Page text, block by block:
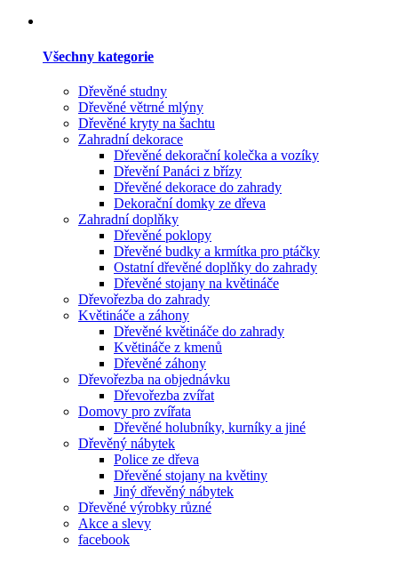
Všechny kategorie
Dřevěné studny
Dřevěné větrné mlýny
Dřevěné kryty na šachtu
Zahradní dekorace
Dřevěné dekorační kolečka a vozíky
Dřevění Panáci z břízy
Dřevěné dekorace do zahrady
Dekorační domky ze dřeva
Zahradní doplňky
Dřevěné poklopy
Dřevěné budky a krmítka pro ptáčky
Ostatní dřevěné doplňky do zahrady
Dřevěné stojany na květináče
Dřevořezba do zahrady
Květináče a záhony
Dřevěné květináče do zahrady
Květináče z kmenů
Dřevěné záhony
Dřevořezba na objednávku
Dřevořezba zvířat
Domovy pro zvířata
Dřevěné holubníky, kurníky a jiné
Dřevěný nábytek
Police ze dřeva
Dřevěné stojany na květiny
Jiný dřevěný nábytek
Dřevěné výrobky různé
Akce a slevy
facebook